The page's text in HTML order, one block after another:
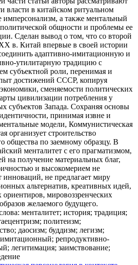
власти в китайском ритуальном
имперсонализм, а также ментальный
общности и проблемы ее
Сделан вывод о том, что со второй
в. Китай впервые в своей истории
адаптивно-имитационную и
утилитарную традицию с
субъектной роли, перенимая и
достижений СССР, копируя
сменяемости политических
цивилизации потребления у
субъектов Запада. Сохраняя основы
принимая извне и
модели, Коммунистическая
организует строительство
общества по заемному образцу. В
менталитет с его прагматизмом,
на получение материальных благ,
и высокомерием не
инноваций, не предлагает миру
альтернатив, креативных идей,
ориентиров, мировоззренческих
желаемого будущего.
менталитет; история; традиция;
политеизм;
даосизм; буддизм; легизм;
репродуктивно-
легитимация; заимствование;